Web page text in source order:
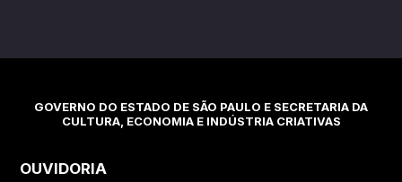
GOVERNO DO ESTADO DE SÃO PAULO E SECRETARIA DA
CULTURA, ECONOMIA E INDÚSTRIA CRIATIVAS
OUVIDORIA